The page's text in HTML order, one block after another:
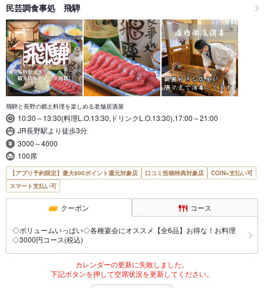
民芸調食事処 飛騨
飛騨と長野の郷土料理を楽しめる老舗居酒屋
10:30～13:30(料理L.O.13:30,ドリンクL.O.13:30),17:00～21:00
JR長野駅より徒歩3分
3000～4000
100席
【アプリ予約限定】最大800ポイント還元対象店 口コミ投稿特典対象店
COIN+支払い可
スマート支払い可
クーポン コース
◇ボリュームいっぱい◇各種宴会にオススメ【全6品】お得な！お料理
◇3000円コース(税込)
カレンダーの更新に失敗しました。
下記ボタンを押して空席状況を更新してください。